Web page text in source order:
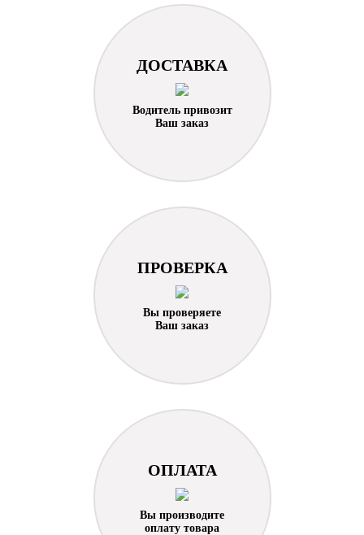
ДОСТАВКА
Водитель привозит
Ваш заказ
ПРОВЕРКА
Вы проверяете
Ваш заказ
ОПЛАТА
Вы производите
оплату товара